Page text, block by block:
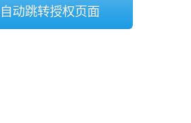
动跳转授权页面